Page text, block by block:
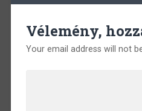
Vélemény,
Your email address will not